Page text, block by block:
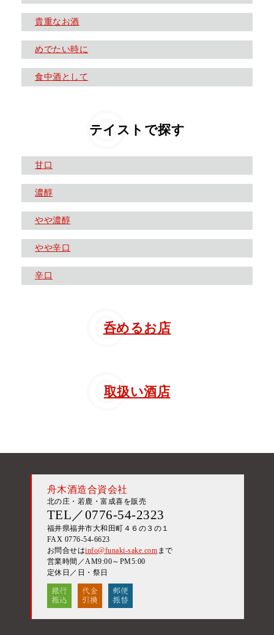
貴重なお酒
めでたい時に
食中酒として
テイストで探す
甘口
濃醇
やや濃醇
やや辛口
辛口
呑めるお店
取扱い酒店
舟木酒造合資会社
北の庄・若鹿・富成喜を販売
TEL／0776-54-2323
福井県福井市大和田町４６の３の１
FAX 0776-54-6623
お問合せはinfo@funaki-sake.com まで
営業時間／AM9:00～PM5:00
定休日／日・祭日